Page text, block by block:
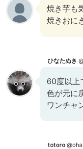
焼き芋も
焼きおに
ひなたぬき
60度以上
色が元に
ワンチャ
totoro